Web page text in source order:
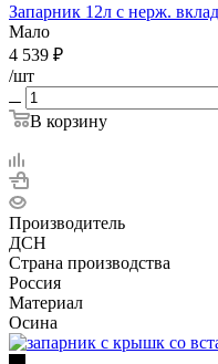
Запарник 12л с нерж.
Мало
4 539 ₽
/шт
В корзину
Производитель
ДСН
Страна производства
Россия
Материал
Осина